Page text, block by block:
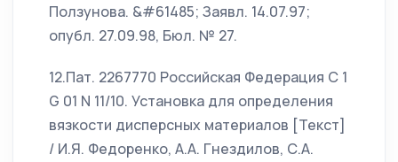
Ползунова. &#61485; Заявл. 14.07.97;
опубл. 27.09.98, Бюл. № 27.
12.Пат. 2267770 Российская Федерация С 1
G 01 N 11/10. Установка для определения
вязкости дисперсных материалов [Текст]
/ И.Я. Федоренко, А.А. Гнездилов, С.А.